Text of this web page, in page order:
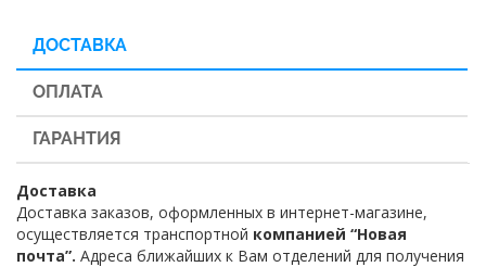
ДОСТАВКА
ОПЛАТА
ГАРАНТИЯ
Доставка
Доставка заказов, оформленных в интернет-магазине,
осуществляется транспортной компанией “Новая
почта”. Адреса ближайших к Вам отделений для получения